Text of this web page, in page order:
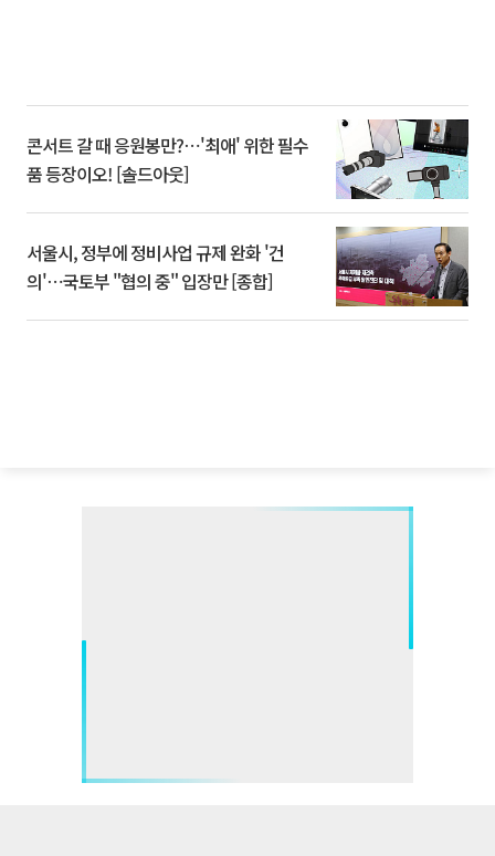
콘서트 갈 때 응원봉만?⋯'최애' 위한 필수
품 등장이오! [솔드아웃]
서울시, 정부에 정비사업 규제 완화 '건
의'⋯국토부 "협의 중" 입장만 [종합]